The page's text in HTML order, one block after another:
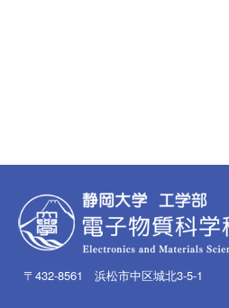
〒432-8561 浜松市中区城北3-5-1